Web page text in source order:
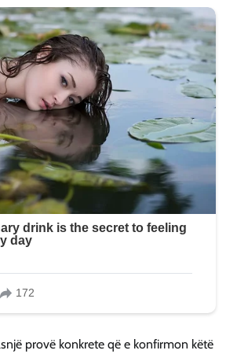
provë konkrete që e konfirmon këtë